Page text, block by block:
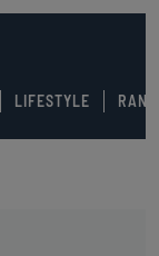
LIFESTYLE